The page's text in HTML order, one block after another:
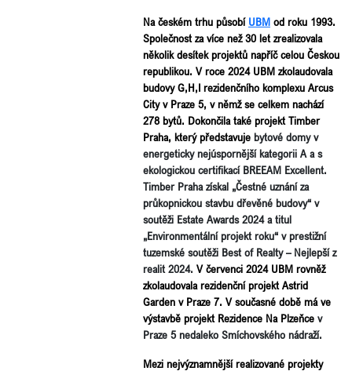
Na českém trhu působí UBM od roku 1993.
Společnost za více než 30 let zrealizovala
několik desítek projektů napříč celou Českou
republikou. V roce 2024 UBM zkolaudovala
budovy G,H,I rezidenčního komplexu Arcus
City v Praze 5, v němž se celkem nachází
278 bytů. Dokončila také projekt Timber
Praha, který představuje bytové domy v
energeticky nejúspornější kategorii A a s
ekologickou certifikací BREEAM Excellent.
Timber Praha získal „Čestné uznání za
průkopnickou stavbu dřevěné budovy“ v
soutěži Estate Awards 2024 a titul
„Environmentální projekt roku“ v prestižní
tuzemské soutěži Best of Realty – Nejlepší z
realit 2024. V červenci 2024 UBM rovněž
zkolaudovala rezidenční projekt Astrid
Garden v Praze 7. V současné době má ve
výstavbě projekt Rezidence Na Plzeňce v
Praze 5 nedaleko Smíchovského nádraží.
Mezi nejvýznamnější realizované projekty